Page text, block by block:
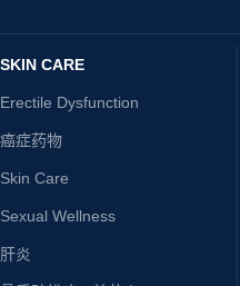
SKIN CARE
Erectile Dysfunction
癌症药物
Skin Care
Sexual Wellness
肝炎